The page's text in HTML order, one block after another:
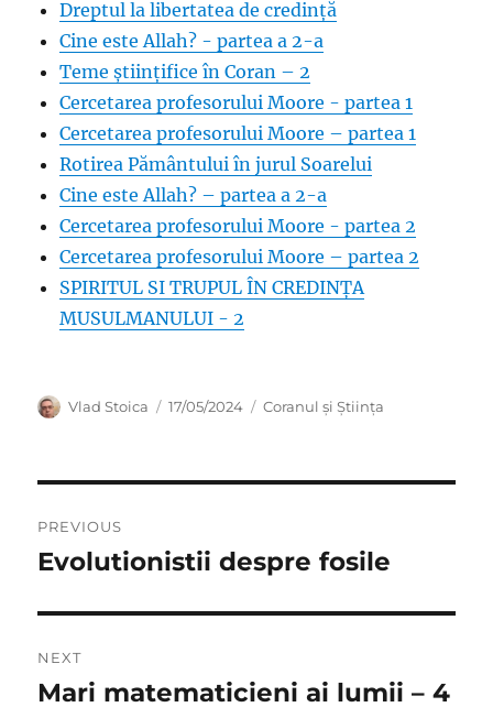
Dreptul la libertatea de credință
Cine este Allah? - partea a 2-a
Teme științifice în Coran – 2
Cercetarea profesorului Moore - partea 1
Cercetarea profesorului Moore – partea 1
Rotirea Pământului în jurul Soarelui
Cine este Allah? – partea a 2-a
Cercetarea profesorului Moore - partea 2
Cercetarea profesorului Moore – partea 2
SPIRITUL SI TRUPUL ÎN CREDINȚA
MUSULMANULUI - 2
Author
Vlad Stoica
Posted
17/05/2024 Categories
Coranul și Știința
navigation
PREVIOUS
Previous
Evolutionistii despre fosile
NEXT
Next
Mari matematicieni ai lumii – 4